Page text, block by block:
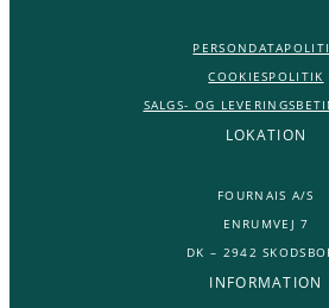
COOKIESPOLITIK
SALGS- OG
LOKATION
FOURNAIS A/S
ENRUMVEJ 7
DK – 2942
INFORMATION